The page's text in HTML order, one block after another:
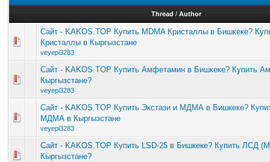
Thread / Author
Сайт - KAKOS.TOP Купить MDMA Кристаллы в Бишкеке?
Кристаллы в Кыргызстане
veyepi3283
Сайт - KAKOS.TOP Купить Амфетамин в Бишкеке? Купить
Кыргызстане?
veyepi3283
Сайт - KAKOS.TOP Купить Экстази и МДМА в Бишкеке?
МДМА в Кыргызстане
veyepi3283
Сайт - KAKOS.TOP Купить LSD-25 в Бишкеке? Купить ЛСД
Кыргызстане?